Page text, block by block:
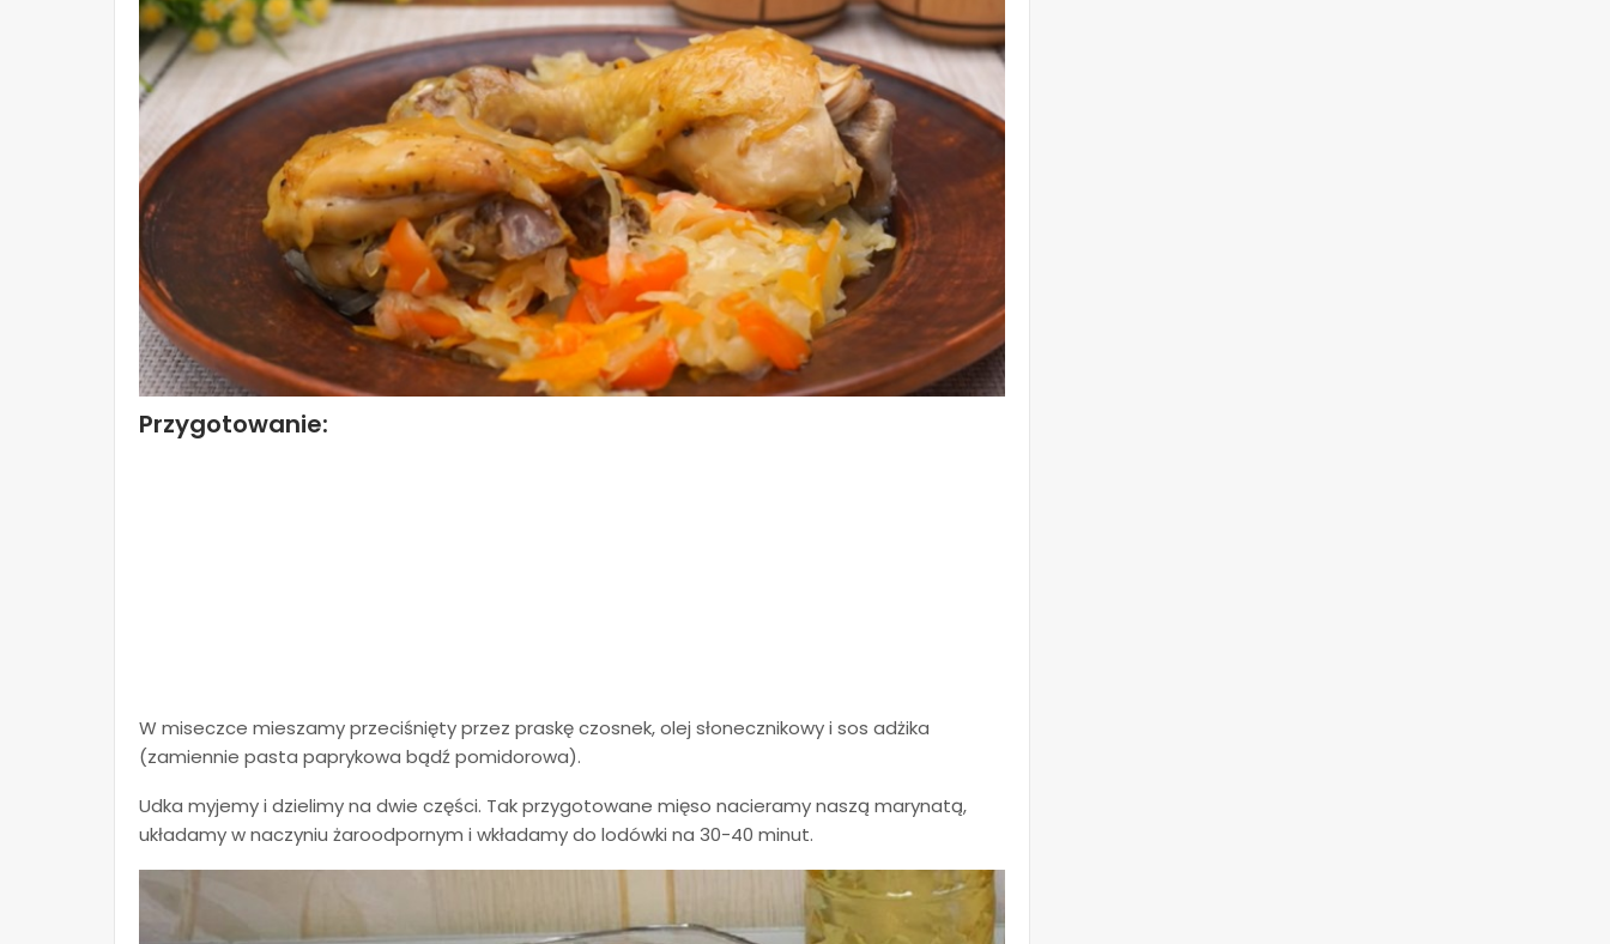
Przygotowanie:
W miseczce mieszamy przeciśnięty przez praskę czosnek, olej słonecznikowy i sos adżika
(zamiennie pasta paprykowa bądź pomidorowa).
Udka myjemy i dzielimy na dwie części. Tak przygotowane mięso nacieramy naszą marynatą,
układamy w naczyniu żaroodpornym i wkładamy do lodówki na 30-40 minut.